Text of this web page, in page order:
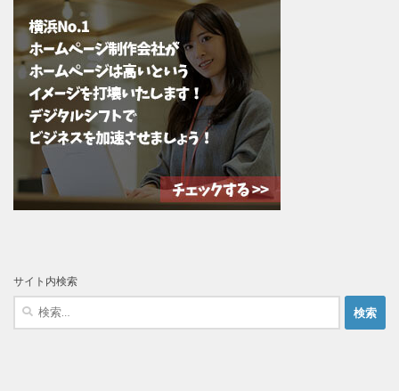
サイト内検索
検